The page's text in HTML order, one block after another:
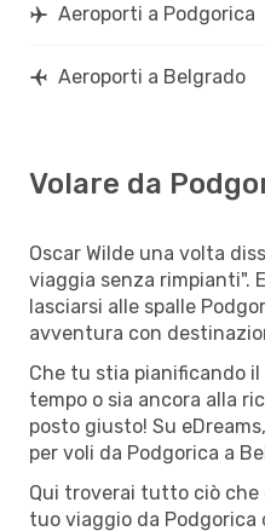
Aeroporti a Podgorica
Aeroporti a Belgrado
Volare da
Oscar Wilde una volta
viaggia senza rimpianti".
lasciarsi alle spalle
avventura con
Che tu stia pianificando
tempo o sia ancora alla
posto giusto! Su
per voli da Podgorica a
Qui troverai tutto ciò che
tuo viaggio da Podgorica